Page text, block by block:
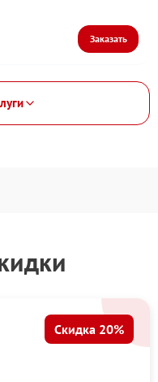
Скидка 20%